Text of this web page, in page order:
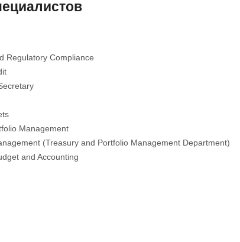
Regulatory Compliance
Management
(Treasury and Portfolio Management Department)
and Accounting